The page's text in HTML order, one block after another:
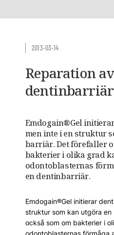
2013-03-14
Reparation av
Emdogain®Gel
men inte i en struktur
barriär. Det förefaller
bakterier i olika grad
odontoblasternas
en dentinbarriär.
Emdogain®Gel initierar
struktur som kan utgöra en
också som om bakterier i
odontoblasternas förmåga